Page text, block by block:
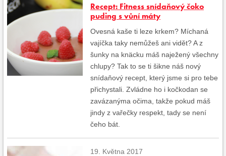
Recept: Fitness snídaňový čoko
puding s vůní máty
Ovesná kaše ti leze krkem? Míchaná
vajíčka taky nemůžeš ani vidět? A z
šunky na knäcku máš naježený všechny
chlupy? Tak to se ti šikne náš nový
snídaňový recept, který jsme si pro tebe
přichystali. Zvládne ho i kočkodan se
zavázanýma očima, takže pokud máš
jindy z vařečky respekt, tady se není
čeho bát.
19. Května 2017